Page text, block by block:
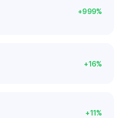
+999%
+16%
+11%